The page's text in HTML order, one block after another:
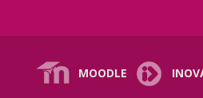
MOODLE